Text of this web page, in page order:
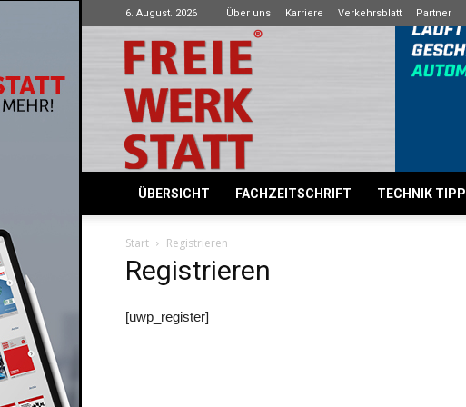
6. August. 2026 Über uns Karriere Verkehrsblatt Partner
Freie
Werkstatt
ÜBERSICHT FACHZEITSCHRIFT TECHNIK TIPP
Start Registrieren
Registrieren
[uwp_register]